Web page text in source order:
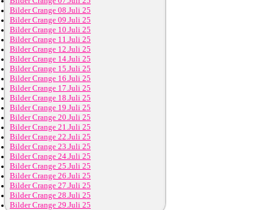
Bilder Crange 08.Juli 25
Bilder Crange 09.Juli 25
Bilder Crange 10.Juli 25
Bilder Crange 11.Juli 25
Bilder Crange 12.Juli 25
Bilder Crange 14.Juli 25
Bilder Crange 15.Juli 25
Bilder Crange 16.Juli 25
Bilder Crange 17.Juli 25
Bilder Crange 18.Juli 25
Bilder Crange 19.Juli 25
Bilder Crange 20.Juli 25
Bilder Crange 21.Juli 25
Bilder Crange 22.Juli 25
Bilder Crange 23.Juli 25
Bilder Crange 24.Juli 25
Bilder Crange 25.Juli 25
Bilder Crange 26.Juli 25
Bilder Crange 27.Juli 25
Bilder Crange 28.Juli 25
Bilder Crange 29.Juli 25